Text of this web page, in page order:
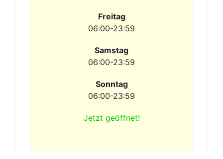
Freitag
06:00-23:59
Samstag
06:00-23:59
Sonntag
06:00-23:59
Jetzt geöffnet!